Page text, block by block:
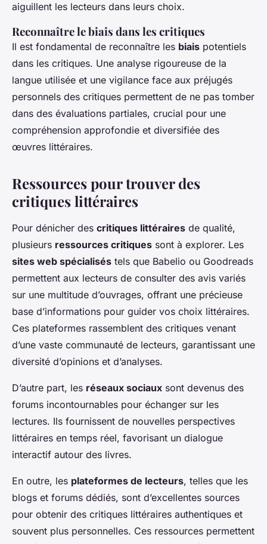
aiguillent les lecteurs dans leurs choix.
Reconnaître le biais dans les critiques
Il est fondamental de reconnaître les biais potentiels
dans les critiques. Une analyse rigoureuse de la
langue utilisée et une vigilance face aux préjugés
personnels des critiques permettent de ne pas tomber
dans des évaluations partiales, crucial pour une
compréhension approfondie et diversifiée des
œuvres littéraires.
Ressources pour trouver des
critiques littéraires
Pour dénicher des critiques littéraires de qualité,
plusieurs ressources critiques sont à explorer. Les
sites web spécialisés tels que Babelio ou Goodreads
permettent aux lecteurs de consulter des avis variés
sur une multitude d’ouvrages, offrant une précieuse
base d’informations pour guider vos choix littéraires.
Ces plateformes rassemblent des critiques venant
d’une vaste communauté de lecteurs, garantissant une
diversité d’opinions et d’analyses.
D’autre part, les réseaux sociaux sont devenus des
forums incontournables pour échanger sur les
lectures. Ils fournissent de nouvelles perspectives
littéraires en temps réel, favorisant un dialogue
interactif autour des livres.
En outre, les plateformes de lecteurs, telles que les
blogs et forums dédiés, sont d’excellentes sources
pour obtenir des critiques littéraires authentiques et
souvent plus personnelles. Ces ressources permettent